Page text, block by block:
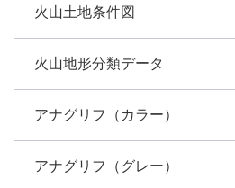
火山土地条件図
火山地形分類データ
アナグリフ（カラー）
アナグリフ（グレー）